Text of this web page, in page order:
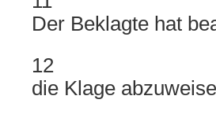
Der Beklagte hat
12
die Klage